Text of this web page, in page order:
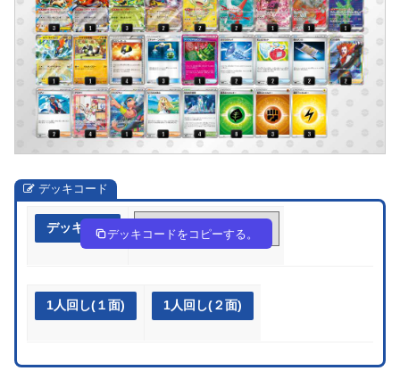
デッキコード
デッキ作成 NgQngn-2Lty7c-Qig9LH
デッキコードをコピーする。
1人回し(１面) 1人回し(２面)